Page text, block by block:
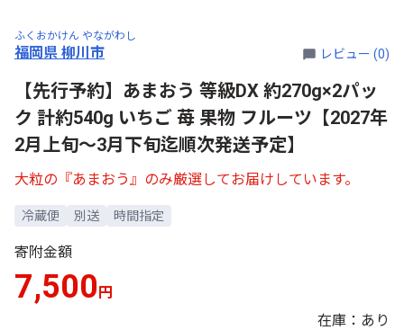
ふくおかけん やながわし
福岡県 柳川市 レビュー (0)
【先行予約】あまおう 等級DX 約270g×2パッ
ク 計約540g いちご 苺 果物 フルーツ【2027年
2月上旬～3月下旬迄順次発送予定】
大粒の『あまおう』のみ厳選してお届けしています。
冷蔵便 別送 時間指定
寄附金額
7,500 円
在庫：あり